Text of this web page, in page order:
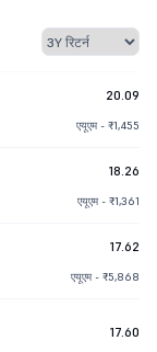
20.09
एयूएम - ₹1,455
18.26
एयूएम - ₹1,361
17.62
एयूएम - ₹5,868
17.60